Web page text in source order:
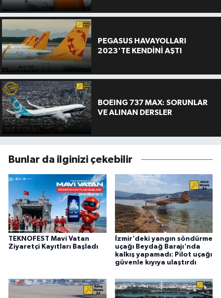
PEGASUS HAVAYOLLARI
2023'TE KENDİNİ AŞTI
BOEING 737 MAX: SORUNLAR
VE ALINAN DERSLER
Bunlar da ilginizi çekebilir
TEKNOFEST Mavi Vatan
Ziyaretçi Kayıtları Başladı
İzmir'deki yangın söndürme
uçağı Beydağ Barajı'nda
kalkış yapamadı: Pilot uçağı
güvenle kıyıya ulaştırdı